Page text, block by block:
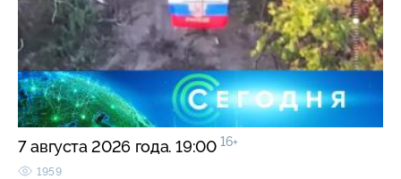
7 августа 2026 года. 19:00 16+
1959